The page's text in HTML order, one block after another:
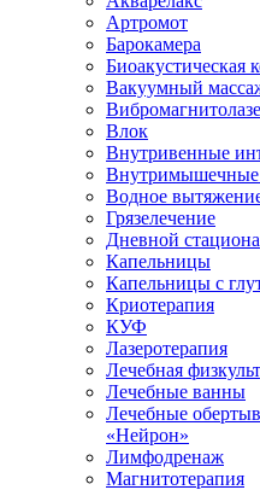
Артромот
Барокамера
Биоакустическая
Вакуумный
Влок
Внутривенные
Внутримышечные
Водное
Грязелечение
Дневной
Капельницы
Капельницы с
Криотерапия
КУФ
Лазеротерапия
Лечебная
Лечебные ванны
Лечебные
«Нейрон»
Лимфодренаж
Магнитотерапия